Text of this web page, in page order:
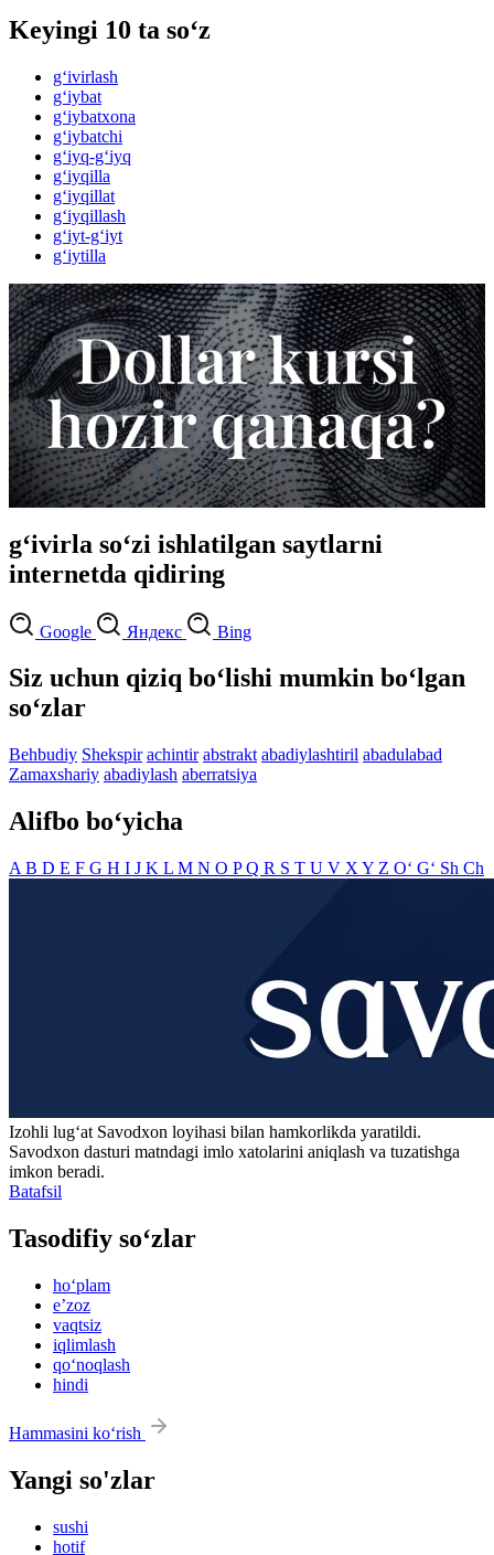
Keyingi 10 ta so‘z
g‘ivirlash
g‘iybat
g‘iybatxona
g‘iybatchi
g‘iyq-g‘iyq
g‘iyqilla
g‘iyqillat
g‘iyqillash
g‘iyt-g‘iyt
g‘iytilla
g‘ivirla so‘zi ishlatilgan saytlarni
internetda qidiring
Google Яндекс Bing
Siz uchun qiziq bo‘lishi mumkin bo‘lgan
so‘zlar
Behbudiy Shekspir achintir abstrakt abadiylashtiril abadulabad
Zamaxshariy abadiylash aberratsiya
Alifbo bo‘yicha
A B D E F G H I J K L M N O PQ R S T U V X Y Z O‘ G‘ Sh Ch
Izohli lugʻat Savodxon loyihasi bilan hamkorlikda yaratildi.
Savodxon dasturi matndagi imlo xatolarini aniqlash va tuzatishga
imkon beradi.
Batafsil
Tasodifiy so‘zlar
ho‘plam
eʼzoz
vaqtsiz
iqlimlash
qo‘noqlash
hindi
Hammasini ko‘rish
Yangi so'zlar
sushi
hotif